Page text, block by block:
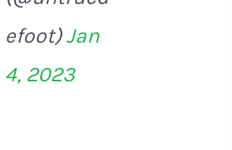
efoot)Jan
4, 2023